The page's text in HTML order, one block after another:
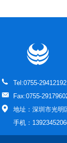
Tel:0755-29412192
Fax:0755-
地址：深圳市光明
手机：